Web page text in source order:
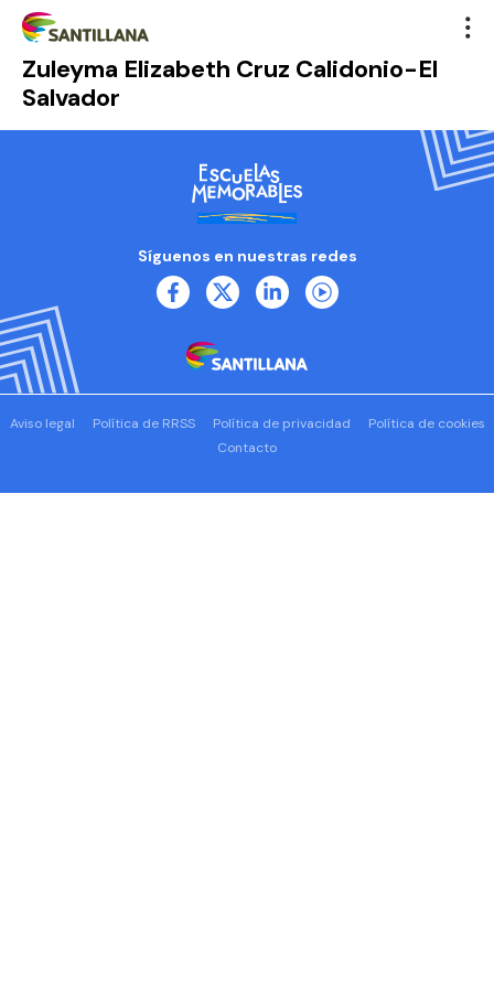
Zuleyma Elizabeth Cruz Calidonio-El
Salvador
Síguenos en nuestras redes
Aviso legal Política de RRSS Política de privacidad
Política de cookies
Contacto